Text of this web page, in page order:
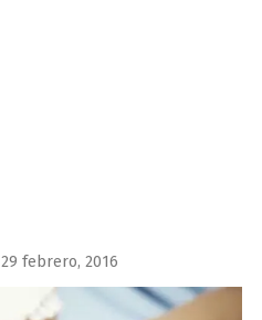
Publicado
29 febrero, 2016